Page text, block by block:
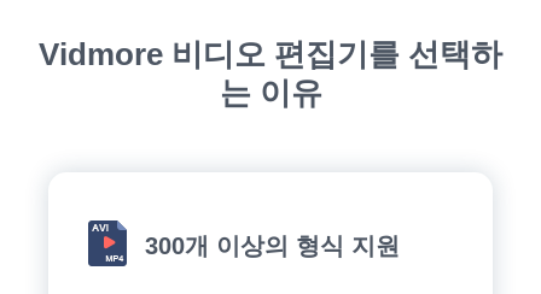
Vidmore 비디오 편집기를 선택하
는 이유
300개 이상의 형식 지원